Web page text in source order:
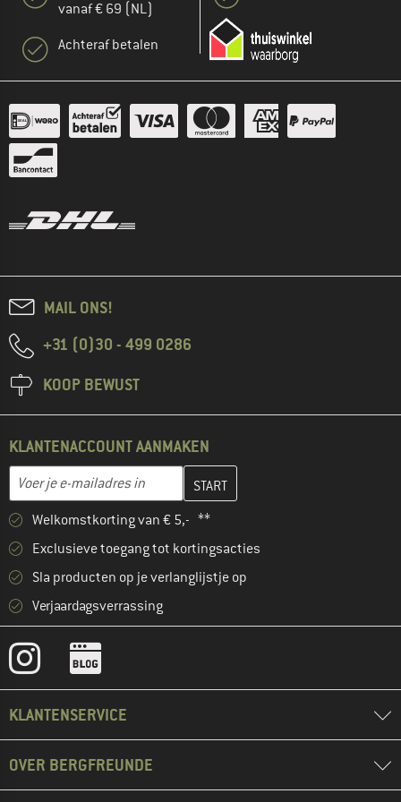
vanaf € 69 (NL)
Achteraf betalen
MAIL ONS!
+31 (0)30 - 499 0286
KOOP BEWUST
KLANTENACCOUNT AANMAKEN
E-mailadres
Vul je e-mailadres hier in en maak in de volgende stap je
Welkomstkorting van € 5,- **
Exclusieve toegang tot kortingsacties
Sla producten op je verlanglijstje op
Verjaardagsverrassing
KLANTENSERVICE
OVER BERGFREUNDE